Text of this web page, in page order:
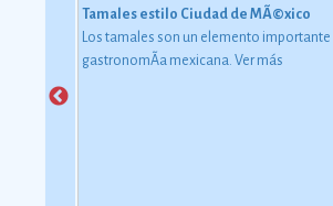
Tamales estilo Ciudad de MÃ©xico
Los tamales son un elemento importante
gastronomÃ­a mexicana. Ver más